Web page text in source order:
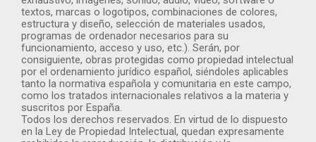
textos, marcas o logotipos, combinaciones de colores,
estructura y diseño, selección de materiales usados,
programas de ordenador necesarios para su
funcionamiento, acceso y uso, etc.). Serán, por
consiguiente, obras protegidas como propiedad intelectual
por el ordenamiento jurídico español, siéndoles aplicables
tanto la normativa española y comunitaria en este campo,
como los tratados internacionales relativos a la materia y
suscritos por España.
Todos los derechos reservados. En virtud de lo dispuesto
en la Ley de Propiedad Intelectual, quedan expresamente